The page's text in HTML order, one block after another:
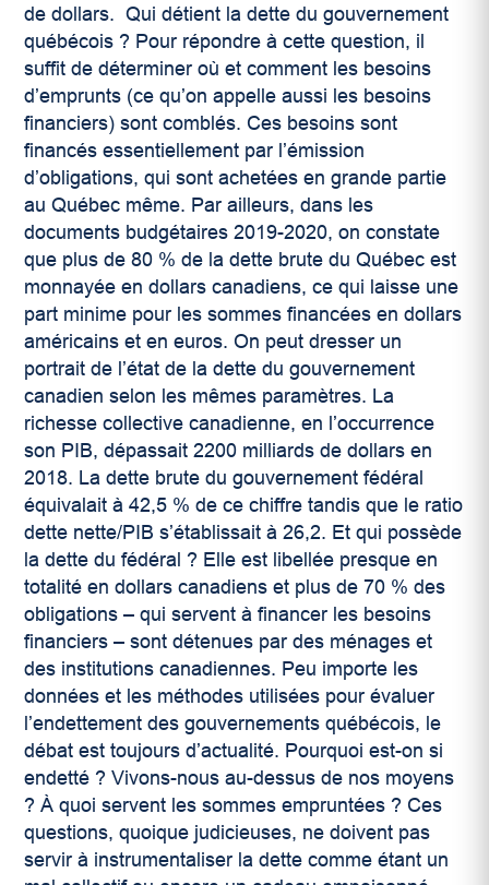
de dollars. Qui détient la dette du gouvernement
québécois ? Pour répondre à cette question, il
suffit de déterminer où et comment les besoins
d’emprunts (ce qu’on appelle aussi les besoins
financiers) sont comblés. Ces besoins sont
financés essentiellement par l’émission
d’obligations, qui sont achetées en grande partie
au Québec même. Par ailleurs, dans les
documents budgétaires 2019-2020, on constate
que plus de 80 % de la dette brute du Québec est
monnayée en dollars canadiens, ce qui laisse une
part minime pour les sommes financées en dollars
américains et en euros. On peut dresser un
portrait de l’état de la dette du gouvernement
canadien selon les mêmes paramètres. La
richesse collective canadienne, en l’occurrence
son PIB, dépassait 2200 milliards de dollars en
2018. La dette brute du gouvernement fédéral
équivalait à 42,5 % de ce chiffre tandis que le ratio
dette nette/PIB s’établissait à 26,2. Et qui possède
la dette du fédéral ? Elle est libellée presque en
totalité en dollars canadiens et plus de 70 % des
obligations – qui servent à financer les besoins
financiers – sont détenues par des ménages et
des institutions canadiennes. Peu importe les
données et les méthodes utilisées pour évaluer
l’endettement des gouvernements québécois, le
débat est toujours d’actualité. Pourquoi est-on si
endetté ? Vivons-nous au-dessus de nos moyens
? À quoi servent les sommes empruntées ? Ces
questions, quoique judicieuses, ne doivent pas
servir à instrumentaliser la dette comme étant un